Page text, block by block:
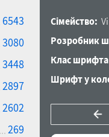
6543
3080
3448
2897
2602
269
Сімейство:
Розробник
Клас
Шрифт у